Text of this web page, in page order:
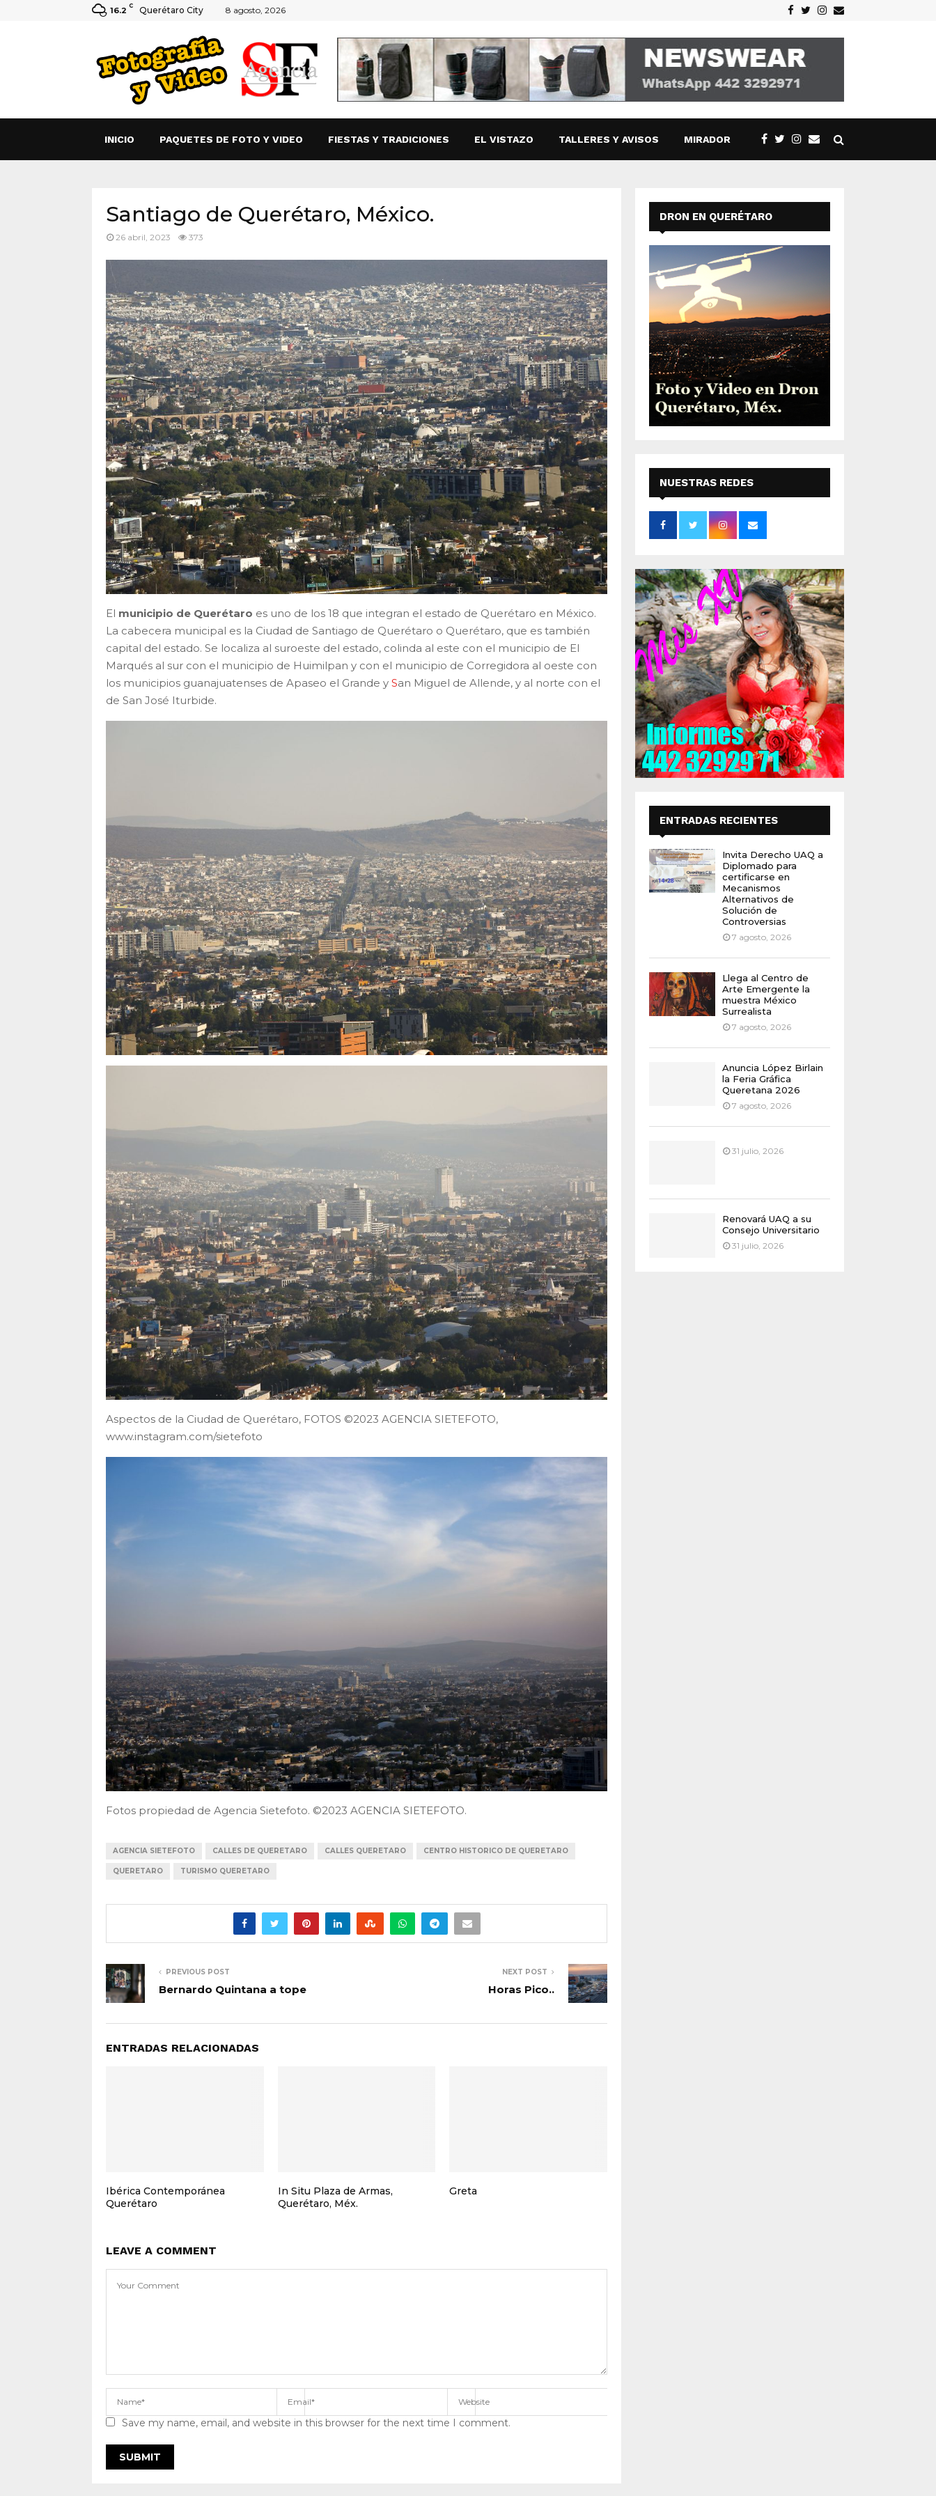
16.2 C Querétaro City 8 agosto, 2026 Facebook
TwitterInstagram
Email
INICIO PAQUETES DE FOTO Y VIDEO FIESTAS Y TRADICIONES EL VISTAZO TALLERES Y AVISOS MIRADOR
Santiago de Querétaro, México.
26 abril, 2023 373
El municipio de Querétaro es uno de los 18 que integran el estado de Querétaro en México.
La cabecera municipal es la Ciudad de Santiago de Querétaro o Querétaro, que es también
capital del estado. Se localiza al suroeste del estado, colinda al este con el municipio de El
Marqués al sur con el municipio de Huimilpan y con el municipio de Corregidora al oeste con
los municipios guanajuatenses de Apaseo el Grande y San Miguel de Allende, y al norte con el
de San José Iturbide.
Aspectos de la Ciudad de Querétaro, FOTOS ©2023 AGENCIA SIETEFOTO,
www.instagram.com/sietefoto
Fotos propiedad de Agencia Sietefoto. ©2023 AGENCIA SIETEFOTO.
AGENCIA SIETEFOTO CALLES DE QUERETARO CALLES QUERETARO CENTRO HISTORICO DE QUERETARO
QUERETARO TURISMO QUERETARO
PREVIOUS POST
Bernardo Quintana a tope
NEXT POST
Horas Pico..
ENTRADAS RELACIONADAS
Ibérica Contemporánea
Querétaro
In Situ Plaza de Armas,
Querétaro, Méx.
Greta
LEAVE A COMMENT
Save my name, email, and website in this browser for the next time I comment.
DRON EN QUERÉTARO
NUESTRAS REDES
SOCIALES
ENTRADAS RECIENTES
Invita Derecho UAQ a
Diplomado para
certificarse en
Mecanismos
Alternativos de
Solución de
Controversias
7 agosto, 2026
Llega al Centro de
Arte Emergente la
muestra México
Surrealista
7 agosto, 2026
Anuncia López Birlain
la Feria Gráfica
Queretana 2026
7 agosto, 2026
31 julio, 2026
Renovará UAQ a su
Consejo Universitario
31 julio, 2026